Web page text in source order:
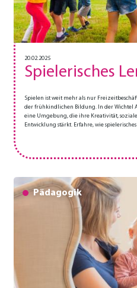
20.02.2025
Spielerisches
Spielen ist weit mehr als nur
der frühkindlichen Bildung. In der Wichtel
eine Umgebung, die ihre Kreativität,
Entwicklung stärkt. Erfahre, wie
Pädagogik